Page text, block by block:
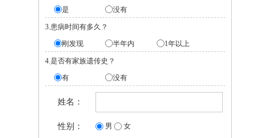
是
没有
3.患病时间有多久？
刚发现
半年内 1年以上
4.是否有家族遗传史？
有
没有
姓名：
性别： 男 女